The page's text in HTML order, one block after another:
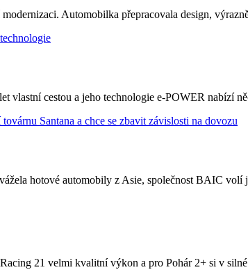
Automobilka přepracovala design,
vlastní cestou a jeho technologie e-POWER nabízí
hotové automobily z Asie, společnost BAIC volí
21 velmi kvalitní výkon a pro Pohár 2+ si v